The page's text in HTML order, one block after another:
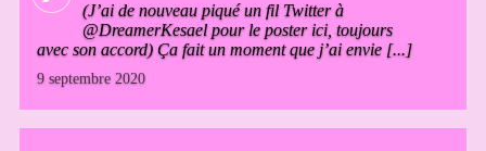
(J’ai de nouveau piqué un fil Twitter à
@DreamerKesael pour le poster ici, toujours
avec son accord) Ça fait un moment que j’ai envie [...]
9 septembre 2020